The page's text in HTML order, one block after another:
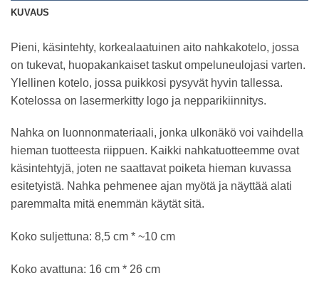
KUVAUS
Pieni, käsintehty, korkealaatuinen aito nahkakotelo, jossa
on tukevat, huopakankaiset taskut ompeluneulojasi varten.
Ylellinen kotelo, jossa puikkosi pysyvät hyvin tallessa.
Kotelossa on lasermerkitty logo ja nepparikiinnitys.
Nahka on luonnonmateriaali, jonka ulkonäkö voi vaihdella
hieman tuotteesta riippuen. Kaikki nahkatuotteemme ovat
käsintehtyjä, joten ne saattavat poiketa hieman kuvassa
esitetyistä. Nahka pehmenee ajan myötä ja näyttää alati
paremmalta mitä enemmän käytät sitä.
Koko suljettuna: 8,5 cm * ~10 cm
Koko avattuna: 16 cm * 26 cm